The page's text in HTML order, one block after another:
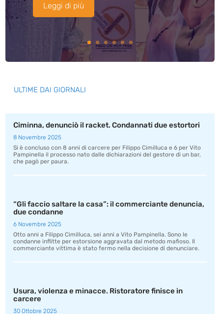
Leggi di più
ULTIME DAI GIORNALI
Ciminna, denunciò il racket. Condannati due estortori
8 Novembre 2025
Si è concluso con 8 anni di carcere per Filippo Cimilluca e 6 per Vito
Pampinella il processo nato dalle dichiarazioni del gestore di un bar,
che pagò per paura.
“Gli faccio saltare la casa”: il commerciante denuncia,
due condanne
6 Novembre 2025
Otto anni a Filippo Cimilluca, sei anni a Vito Pampinella. Sono le
condanne inflitte per estorsione aggravata dal metodo mafioso. Il
commerciante vittima è stato fermo nella decisione di denunciare.
Usura, violenza e minacce. Ristoratore finisce in
carcere
30 Ottobre 2025